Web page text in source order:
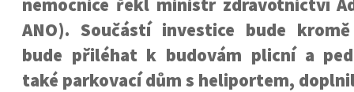
nemocnice řekl ministr zdravotnictví
ANO). Součástí investice bude
bude přiléhat k budovám plicní a
také parkovací dům s heliportem,